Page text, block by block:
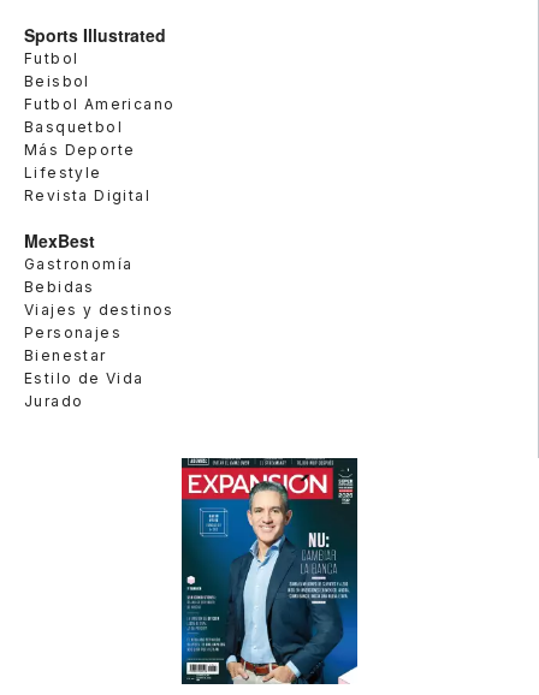
Sports Illustrated
Futbol
Beisbol
Futbol Americano
Basquetbol
Más Deporte
Lifestyle
Revista Digital
MexBest
Gastronomía
Bebidas
Viajes y destinos
Personajes
Bienestar
Estilo de Vida
Jurado